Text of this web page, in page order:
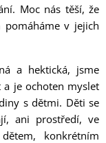
Moc nás těší, že
v jejich
a hektická, jsme
a je ochoten myslet
s dětmi. Děti se
ani prostředí, ve
konkrétním